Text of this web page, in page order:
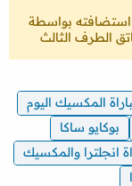
استضافته بواسطة
الطرف الثالث
المكسيك اليوم
بوكايو ساكا
انجلترا والمكسيك